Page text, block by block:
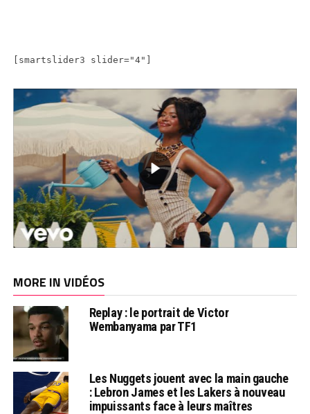
[smartslider3 slider="4"]
MORE IN VIDÉOS
Replay : le portrait de Victor
Wembanyama par TF1
Les Nuggets jouent avec la main gauche
: Lebron James et les Lakers à nouveau
impuissants face à leurs maîtres